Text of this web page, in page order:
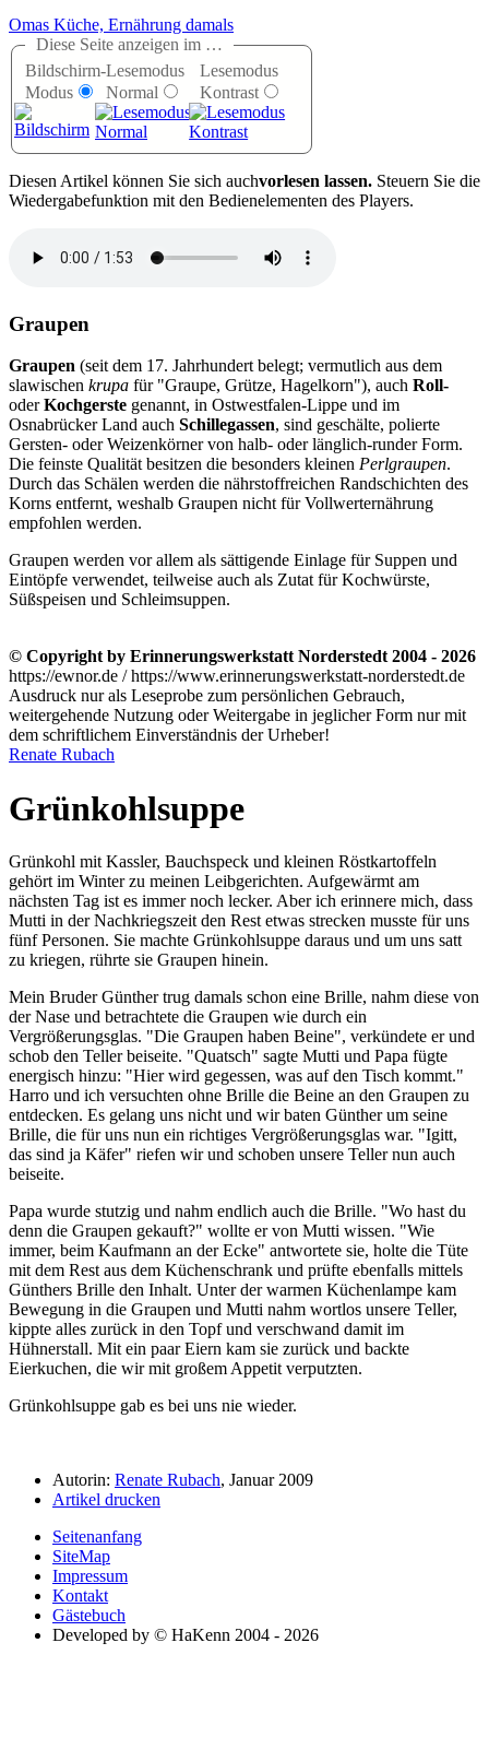
Omas Küche, Ernährung damals
Diese Seite anzeigen im …
Bildschirm-
Modus
Lesemodus
Normal
Lesemodus
Kontrast
Diesen Artikel können Sie sich auchvorlesen lassen. Steuern Sie die
Wiedergabefunktion mit den Bedienelementen des Players.
Graupen
Graupen (seit dem 17. Jahrhundert belegt; vermutlich aus dem
slawischen krupa für Graupe, Grütze, Hagelkorn ), auch Roll-
oderKochgerste genannt, in Ostwestfalen-Lippe und im
Osnabrücker Land auch Schillegassen, sind geschälte, polierte
Gersten- oder Weizenkörner von halb- oder länglich-runder Form.
Die feinste Qualität besitzen die besonders kleinen Perlgraupen.
Durch das Schälen werden die nährstoffreichen Randschichten des
Korns entfernt, weshalb Graupen nicht für Vollwerternährung
empfohlen werden.
Graupen werden vor allem als sättigende Einlage für Suppen und
Eintöpfe verwendet, teilweise auch als Zutat für Kochwürste,
Süßspeisen und Schleimsuppen.
© Copyright by Erinnerungswerkstatt Norderstedt 2004 - 2026
https://ewnor.de / https://www.erinnerungswerkstatt-norderstedt.de
Ausdruck nur als Leseprobe zum persönlichen Gebrauch,
weitergehende Nutzung oder Weitergabe in jeglicher Form nur mit
dem schriftlichem Einverständnis der Urheber!
Renate Rubach
Grünkohlsuppe
Grünkohl mit Kassler, Bauchspeck und kleinen Röstkartoffeln
gehört im Winter zu meinen Leibgerichten. Aufgewärmt am
nächsten Tag ist es immer noch lecker. Aber ich erinnere mich, dass
Mutti in der Nachkriegszeit den Rest etwas strecken musste für uns
fünf Personen. Sie machte Grünkohlsuppe daraus und um uns satt
zu kriegen, rührte sie Graupen hinein.
Mein Bruder Günther trug damals schon eine Brille, nahm diese von
der Nase und betrachtete die Graupen wie durch ein
Vergrößerungsglas.
Die Graupen haben Beine , verkündete er und
schob den Teller beiseite.
Quatsch
sagte Mutti und Papa fügte
energisch hinzu:
Hier wird gegessen, was auf den Tisch kommt.
Harro und ich versuchten ohne Brille die Beine an den Graupen zu
entdecken. Es gelang uns nicht und wir baten Günther um seine
Brille, die für uns nun ein richtiges Vergrößerungsglas war.
Igitt,
das sind ja Käfer
riefen wir und schoben unsere Teller nun auch
beiseite.
Papa wurde stutzig und nahm endlich auch die Brille.
Wo hast du
denn die Graupen gekauft?
wollte er von Mutti wissen.
Wie
immer, beim Kaufmann an der Ecke
antwortete sie, holte die Tüte
mit dem Rest aus dem Küchenschrank und prüfte ebenfalls mittels
Günthers Brille den Inhalt. Unter der warmen Küchenlampe kam
Bewegung in die Graupen und Mutti nahm wortlos unsere Teller,
kippte alles zurück in den Topf und verschwand damit im
Hühnerstall. Mit ein paar Eiern kam sie zurück und backte
Eierkuchen, die wir mit großem Appetit verputzten.
Grünkohlsuppe gab es bei uns nie wieder.
Autorin: Renate Rubach, Januar 2009
Artikel drucken
Seitenanfang
SiteMap
Impressum
Kontakt
Gästebuch
Developed by © HaKenn 2004 - 2026